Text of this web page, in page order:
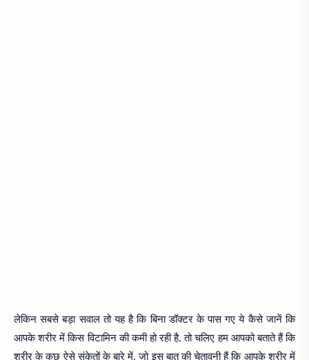
लेकिन सबसे बड़ा सवाल तो यह है कि बिना डॉक्टर के पास गए ये कैसे जानें कि
आपके शरीर में किस विटामिन की कमी हो रही है. तो चलिए हम आपको बताते हैं कि
शरीर के कुछ ऐसे संकेतों के बारे में, जो इस बात की चेतावनी हैं कि आपके शरीर में